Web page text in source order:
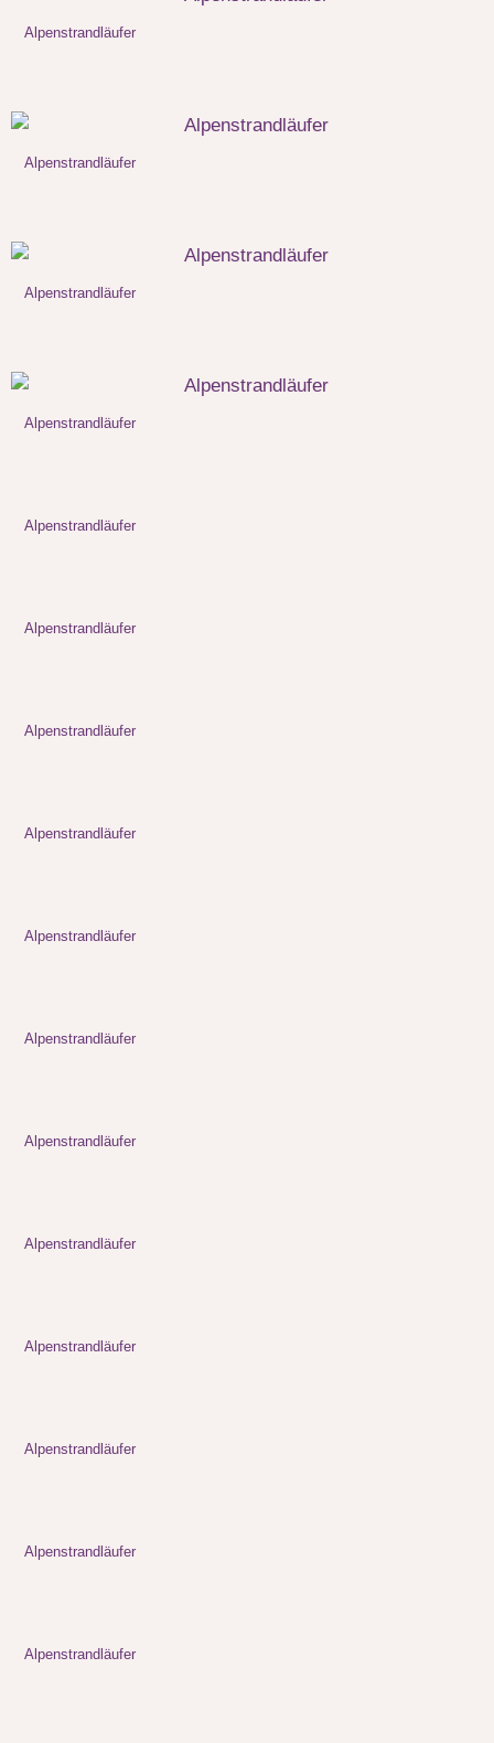
Alpenstrandläufer
Alpenstrandläufer
Alpenstrandläufer
Alpenstrandläufer
Alpenstrandläufer
Alpenstrandläufer
Alpenstrandläufer
Alpenstrandläufer
Alpenstrandläufer
Alpenstrandläufer
Alpenstrandläufer
Alpenstrandläufer
Alpenstrandläufer
Alpenstrandläufer
Alpenstrandläufer
Alpenstrandläufer